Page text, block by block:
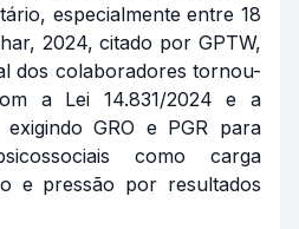
especialmente entre 18
2024, citado por GPTW,
dos colaboradores tornou-
a Lei 14.831/2024 e a
GRO e PGR para
como carga
e pressão por resultados